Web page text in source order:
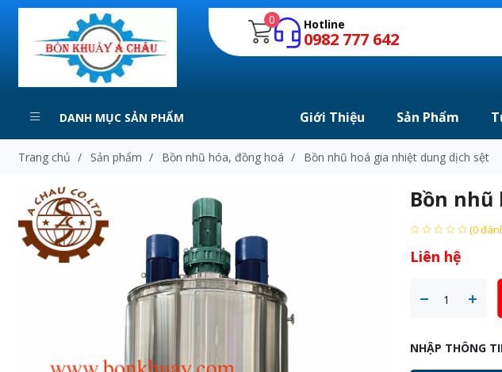
0 Hotline
0982 777 642
DANH MỤC SẢN PHẨM Giới Thiệu Sản Phẩm
Trang chủ / Sản phẩm / Bồn nhũ hóa, đồng hoá / Bồn nhũ hoá gia nhiệt dung dịch sệt
Bồn
(0
Liên hệ
NHẬP THÔNG